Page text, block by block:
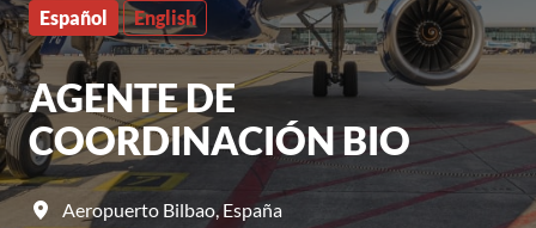
Español English
AGENTE DE
COORDINACIÓN BIO
Aeropuerto Bilbao, España